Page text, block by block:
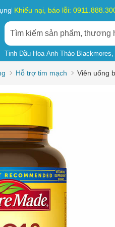
Khiếu nại, báo lỗi:
Tinh Dầu Hoa Anh Thảo Blackmores
Hỗ trợ tim mạch Viên uống